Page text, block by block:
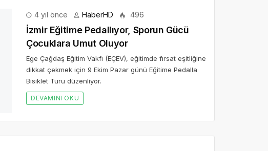
Ege Çağdaş Eğitim Vakfı (EÇEV), eğitimde fırsat eşitliğine
dikkat çekmek için 9 Ekim Pazar günü Eğitime Pedalla
Bisiklet Turu düzenliyor.
DEVAMINI OKU
*